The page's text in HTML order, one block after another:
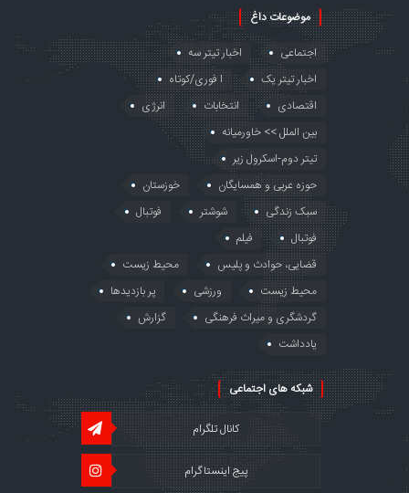
موضوعات داغ
اجتماعی
اخبار تیتر سه
اخبار تیتر یک
ا فوری/کوتاه
اقتصادی
انتخابات
انرژی
بین الملل >> خاورمیانه
تیتر دوم-اسکرول زیر
حوزه عربی و همسایگان
خوزستان
سبک زندگی
شوشتر
فوتبال
فوتبال
فیلم
قضایی، حوادث و پلیس
محیط زیست
محیط زیست
ورزشی
پر بازدیدها
گردشگری و میراث فرهنگی
گزارش
یادداشت
شبکه های اجتماعی
کانال تلگرام
پیج اینستاگرام